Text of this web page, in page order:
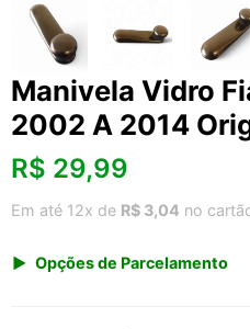
Manivela Vidro
2002 A 2014
R$ 29,99
Em até 12x de R$ 3,04 no
Opções de Parcelamento